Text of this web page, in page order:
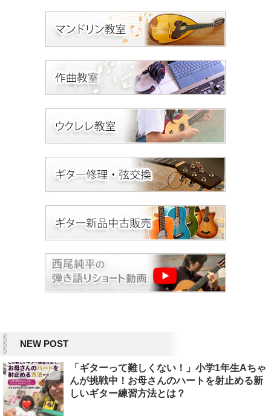
NEW POST
「ギターって難しくない！」小学1年生Aちゃ
んが挑戦中！お母さんのハートを射止める新
しいギター練習方法とは？